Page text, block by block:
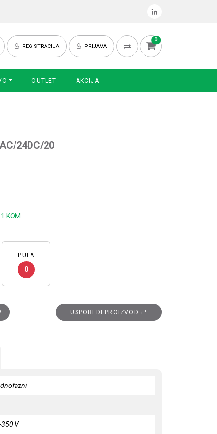
REGISTRACIJA PRIJAVA
0
OUTLET AKCIJA
24DC/20
1 KOM
PULA
0
20 količina USPOREDI PROIZVOD
350 V